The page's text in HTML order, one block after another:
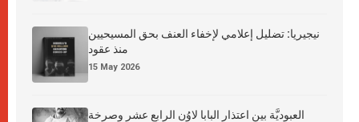
نيجيريا: تضليل إعلامي لإخفاء العنف بحق المسيحيين
منذ عقود
15 May 2026
العبوديَّة بين اعتذار البابا لاوُن الرابع عشر وصرخة